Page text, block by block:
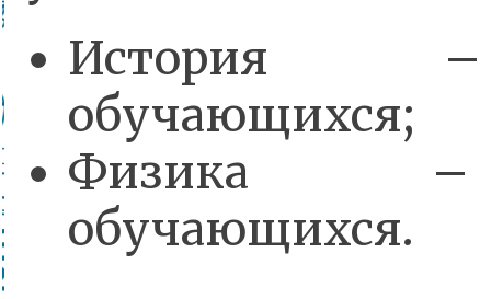
История
обучающихся;
Физика
обучающихся.